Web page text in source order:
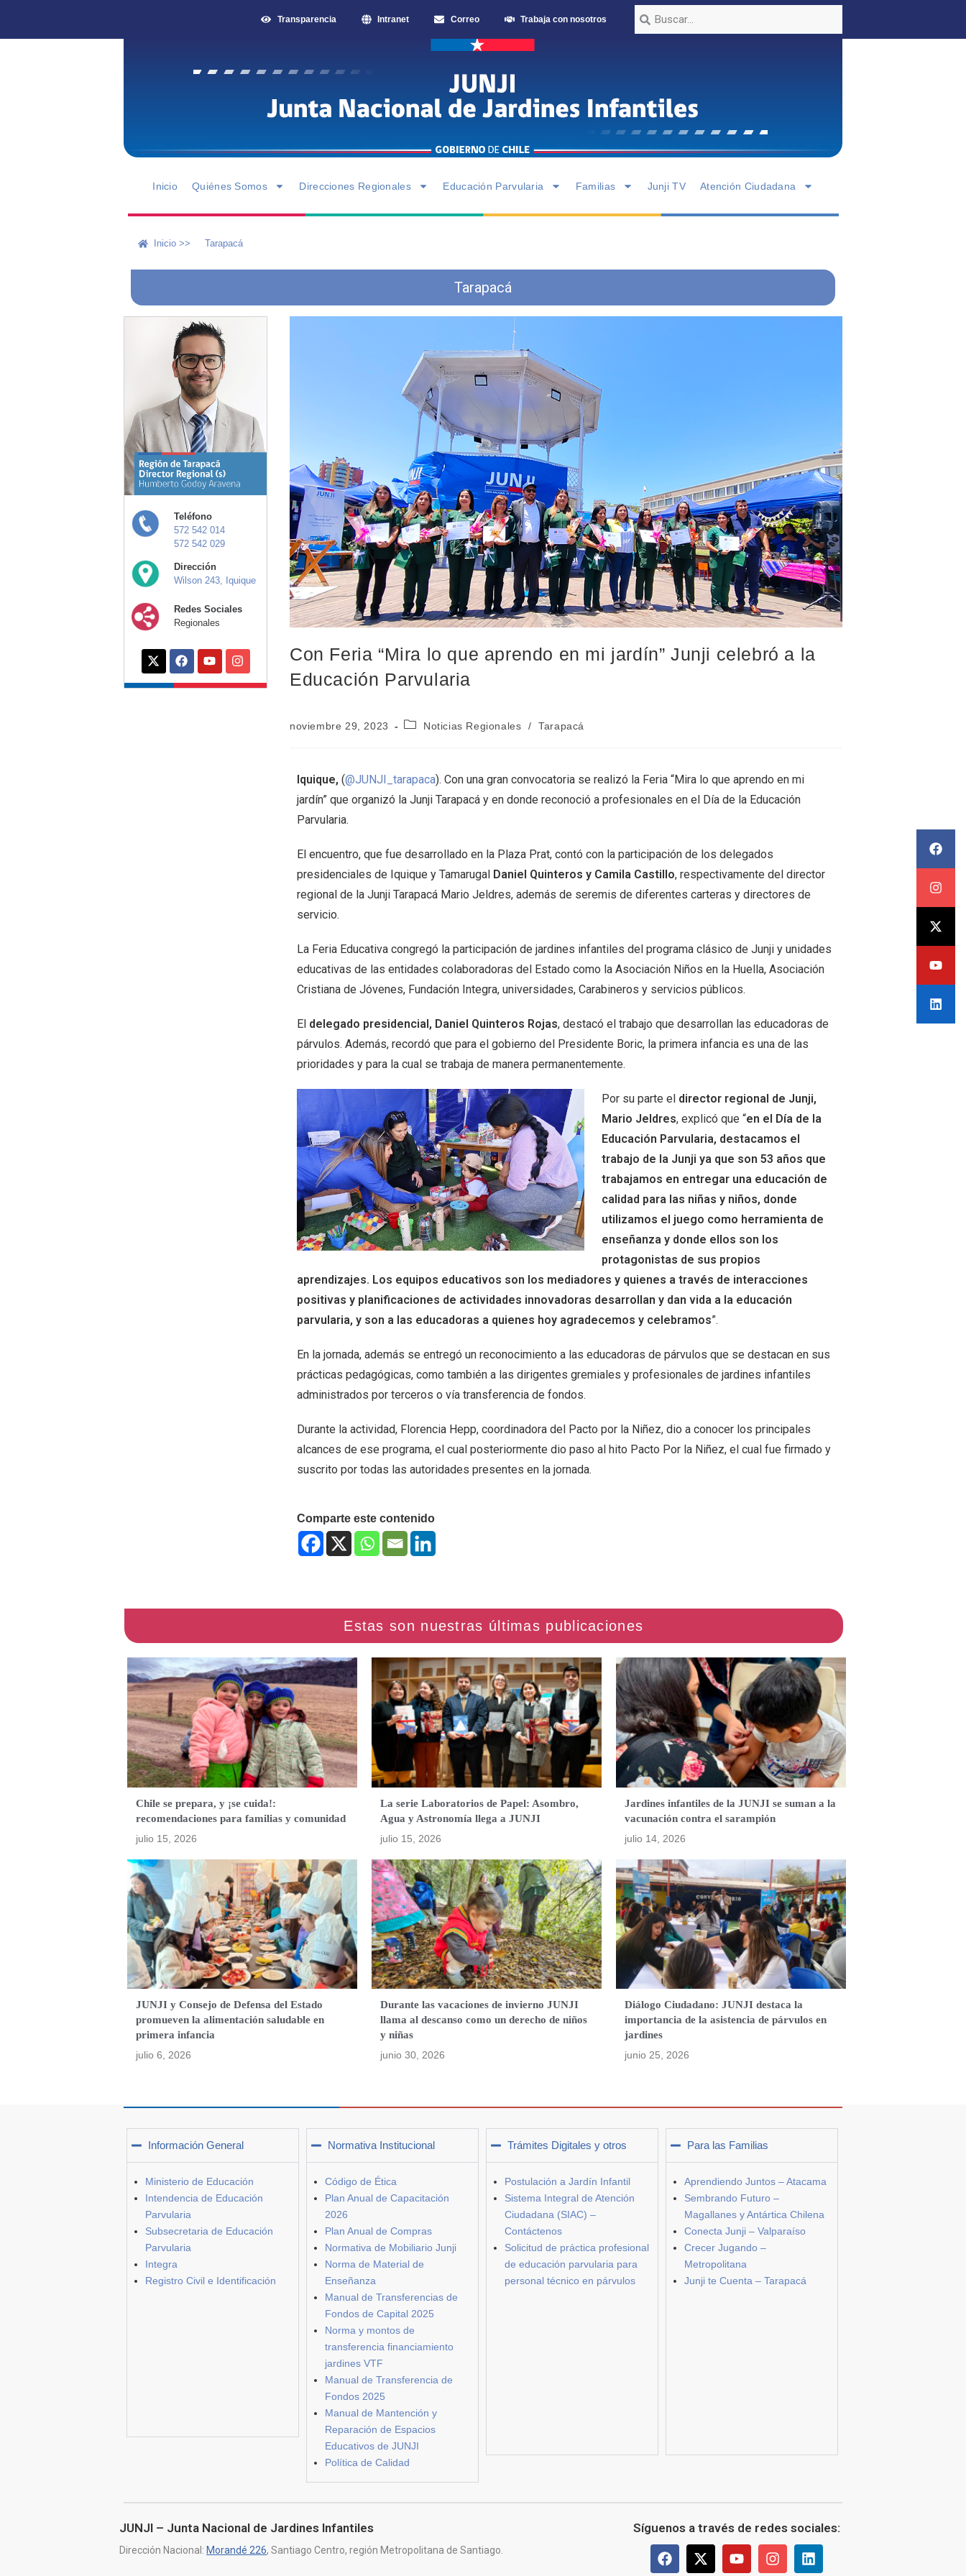
Transparencia Intranet Correo Trabaja con nosotros
Inicio Quiénes Somos Direcciones Regionales Educación Parvularia Familias Junji TV Atención Ciudadana
Inicio >> Tarapacá
Tarapacá
Teléfono
572 542 014
572 542 029
Dirección
Wilson 243, Iquique
Redes Sociales
Regionales
Con Feria “Mira lo que aprendo en mi jardín” Junji celebró a la
Educación Parvularia
noviembre 29, 2023 Noticias Regionales / Tarapacá
Iquique, (@JUNJI_tarapaca). Con una gran convocatoria se realizó la Feria “Mira lo que aprendo en mi
jardín” que organizó la Junji Tarapacá y en donde reconoció a profesionales en el Día de la Educación
Parvularia.
El encuentro, que fue desarrollado en la Plaza Prat, contó con la participación de los delegados
presidenciales de Iquique y Tamarugal Daniel Quinteros y Camila Castillo, respectivamente del director
regional de la Junji Tarapacá Mario Jeldres, además de seremis de diferentes carteras y directores de
servicio.
La Feria Educativa congregó la participación de jardines infantiles del programa clásico de Junji y unidades
educativas de las entidades colaboradoras del Estado como la Asociación Niños en la Huella, Asociación
Cristiana de Jóvenes, Fundación Integra, universidades, Carabineros y servicios públicos.
El delegado presidencial, Daniel Quinteros Rojas, destacó el trabajo que desarrollan las educadoras de
párvulos. Además, recordó que para el gobierno del Presidente Boric, la primera infancia es una de las
prioridades y para la cual se trabaja de manera permanentemente.
Por su parte el director regional de Junji,
Mario Jeldres, explicó que “en el Día de la
Educación Parvularia, destacamos el
trabajo de la Junji ya que son 53 años que
trabajamos en entregar una educación de
calidad para las niñas y niños, donde
utilizamos el juego como herramienta de
enseñanza y donde ellos son los
protagonistas de sus propios
aprendizajes. Los equipos educativos son los mediadores y quienes a través de interacciones
positivas y planificaciones de actividades innovadoras desarrollan y dan vida a la educación
parvularia, y son a las educadoras a quienes hoy agradecemos y celebramos”.
En la jornada, además se entregó un reconocimiento a las educadoras de párvulos que se destacan en sus
prácticas pedagógicas, como también a las dirigentes gremiales y profesionales de jardines infantiles
administrados por terceros o vía transferencia de fondos.
Durante la actividad, Florencia Hepp, coordinadora del Pacto por la Niñez, dio a conocer los principales
alcances de ese programa, el cual posteriormente dio paso al hito Pacto Por la Niñez, el cual fue firmado y
suscrito por todas las autoridades presentes en la jornada.
Comparte este contenido
Chile se prepara, y ¡se cuida!:
recomendaciones para familias y comunidad
julio 15, 2026
La serie Laboratorios de Papel: Asombro,
Agua y Astronomía llega a JUNJI
julio 15, 2026
Jardines infantiles de la JUNJI se suman a la
vacunación contra el sarampión
julio 14, 2026
JUNJI y Consejo de Defensa del Estado
promueven la alimentación saludable en
primera infancia
julio 6, 2026
Durante las vacaciones de invierno JUNJI
llama al descanso como un derecho de niños
y niñas
junio 30, 2026
Diálogo Ciudadano: JUNJI destaca la
importancia de la asistencia de párvulos en
jardines
junio 25, 2026
Información General
Ministerio de Educación
Intendencia de Educación
Parvularia
Subsecretaria de Educación
Parvularia
Integra
Registro Civil e Identificación
Normativa Institucional
Código de Ética
Plan Anual de Capacitación
2026
Plan Anual de Compras
Normativa de Mobiliario Junji
Norma de Material de
Enseñanza
Manual de Transferencias de
Fondos de Capital 2025
Norma y montos de
transferencia financiamiento
jardines VTF
Manual de Transferencia de
Fondos 2025
Manual de Mantención y
Reparación de Espacios
Educativos de JUNJI
Política de Calidad
Trámites Digitales y otros
Postulación a Jardín Infantil
Sistema Integral de Atención
Ciudadana (SIAC) –
Contáctenos
Solicitud de práctica profesional
de educación parvularia para
personal técnico en párvulos
Para las Familias
Aprendiendo Juntos – Atacama
Sembrando Futuro –
Magallanes y Antártica Chilena
Conecta Junji – Valparaíso
Crecer Jugando –
Metropolitana
Junji te Cuenta – Tarapacá
JUNJI – Junta Nacional de Jardines Infantiles
Dirección Nacional: Morandé 226, Santiago Centro, región Metropolitana de Santiago.
Síguenos a través de redes sociales: